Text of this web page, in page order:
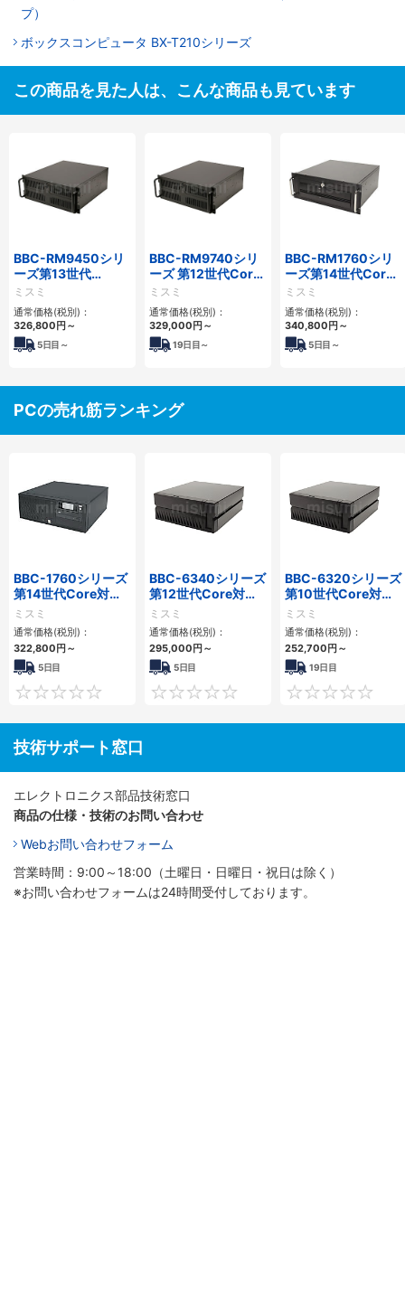
プ）
ボックスコンピュータ BX-T210シリーズ
この商品を見た人は、こんな商品も見ています
BBC-RM9450シリ
ーズ第13世代
Core・12世代
Celeron対応ラック
マウント4PCIe
ミスミ
通常価格(税別)：
326,800円～
5日目～
BBC-RM9740シリ
ーズ 第12世代Core
対応ラックマウント
FAPC4PCI・3PCIe
ミスミ
通常価格(税別)：
329,000円～
19日目～
BBC-RM1760シリ
ーズ第14世代Core
対応ラックマウント
3PCIe
ミスミ
通常価格(税別)：
340,800円～
5日目～
PCの売れ筋ランキング
BBC-1760シリーズ
第14世代Core対応
小型フロアマウント
3PCIe
ミスミ
通常価格(税別)：
322,800円～
5日目
0
BBC-6340シリーズ
第12世代Core対応
小型フロアマウント
PC2PCI/2PCIe
ミスミ
通常価格(税別)：
295,000円～
5日目
0
BBC-6320シリーズ
第10世代Core対応
小型フロアマウント
FAPC 2PCI・2PCIe
ミスミ
通常価格(税別)：
252,700円～
19日目
技術サポート窓口
エレクトロニクス部品技術窓口
商品の仕様・技術のお問い合わせ
Webお問い合わせフォーム
営業時間：9:00～18:00（土曜日・日曜日・祝日は除く）
※お問い合わせフォームは24時間受付しております。